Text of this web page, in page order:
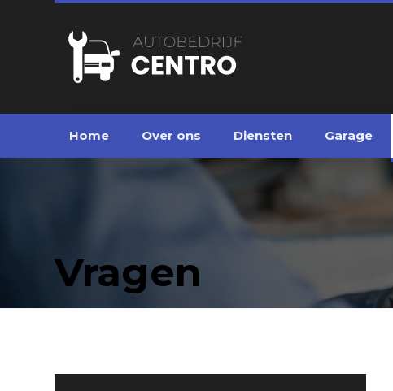
Home Over ons Diensten Garage
Vragen